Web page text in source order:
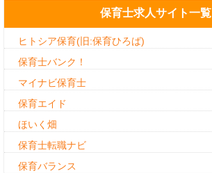
保育士求人サイト一覧
ヒトシア保育(旧:保育ひろば)
保育士バンク！
マイナビ保育士
保育エイド
ほいく畑
保育士転職ナビ
保育バランス